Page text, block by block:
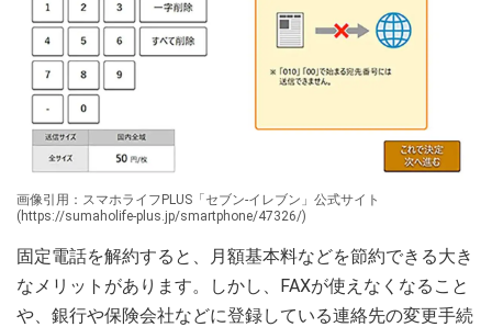
画像引用：スマホライフPLUS「セブン-イレブン」公式サイト
(https://sumaholife-plus.jp/smartphone/47326/)
固定電話を解約すると、月額基本料などを節約できる大き
なメリットがあります。しかし、FAXが使えなくなること
や、銀行や保険会社などに登録している連絡先の変更手続